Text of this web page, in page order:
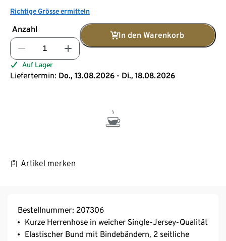
Richtige Grösse ermitteln
Anzahl
In den Warenkorb
Auf Lager
Liefertermin: Do., 13.08.2026 - Di., 18.08.2026
Artikel merken
Bestellnummer: 207306
Kurze Herrenhose in weicher Single-Jersey-Qualität
Elastischer Bund mit Bindebändern, 2 seitliche